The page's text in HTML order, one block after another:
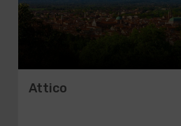
Attico